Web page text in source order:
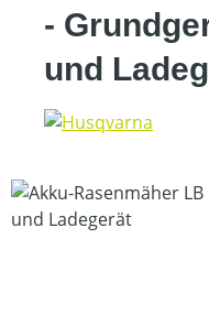
-
und
Bildergalerie